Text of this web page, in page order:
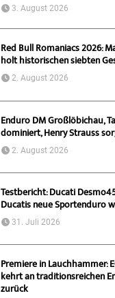
3. August 2026
Red Bull Romaniacs 2026:
holt historischen siebten
2. August 2026
Enduro DM Großlöbichau,
dominiert, Henry Strauss
2. August 2026
Testbericht: Ducati
Ducatis neue Sportenduro
31. Juli 2026
Premiere in Lauchhammer:
kehrt an traditionsreichen
zurück